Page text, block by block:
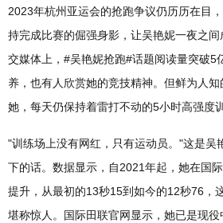
2023年杭州亚运会的抢跑争议仍历历在目
持完成比赛的倔强身影，让吴艳妮一夜之
交媒体上，#吴艳妮抢跑#话题阅读量突破5
养，也有人欣赏她的竞技精神。但鲜为人
她，每天仍保持着雷打不动的5小时高强度训
"训练场上没有网红，只有运动员。"这是吴
下的话。数据显示，自2021年起，她在国
提升，从最初的13秒15到如今的12秒76，
堪称惊人。国际田联官网显示，她已是现